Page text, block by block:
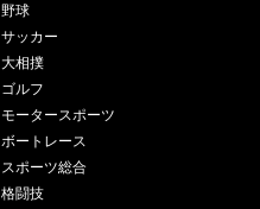
野球
サッカー
大相撲
ゴルフ
モータースポーツ
ボートレース
スポーツ総合
格闘技